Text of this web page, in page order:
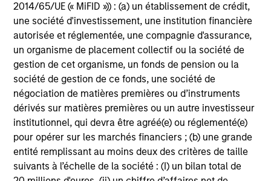
2014/65/UE (« MiFID »)) : (a) un établissement de crédit,
une société d'investissement, une institution financière
autorisée et réglementée, une compagnie d'assurance,
un organisme de placement collectif ou la société de
gestion de cet organisme, un fonds de pension ou la
société de gestion de ce fonds, une société de
négociation de matières premières ou d’instruments
dérivés sur matières premières ou un autre investisseur
institutionnel, qui devra être agréé(e) ou réglementé(e)
pour opérer sur les marchés financiers ; (b) une grande
entité remplissant au moins deux des critères de taille
suivants à l’échelle de la société : (I) un bilan total de
complémentaires sur les performances et autres
éléments importants, qui doivent être lus
attentivement.
A compter du 2 décembre 2022, le fonds Morgan
Stanley Investment Funds US Value, étant
auparavant connu sous le nom de Eaton Vance
International (Ireland) US Value Fund, a adopté
l'historique de performance du fonds existant.
La performance de l’indice mixte indiquée est
calculée en utilisant
l’indice Russell 1000